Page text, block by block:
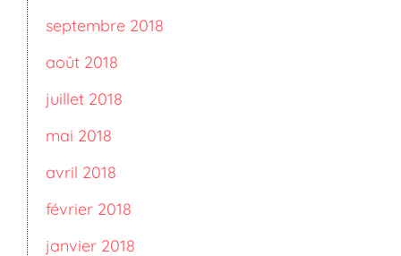
septembre 2018
août 2018
juillet 2018
mai 2018
avril 2018
février 2018
janvier 2018